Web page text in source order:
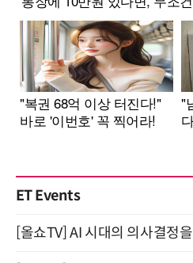
ET Events